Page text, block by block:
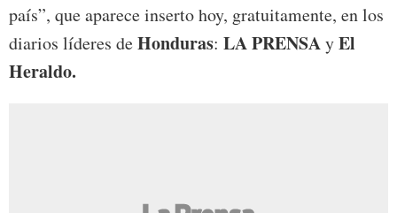
país”, que aparece inserto hoy, gratuitamente, en los
diarios líderes deHonduras: LA PRENSAyEl
Heraldo.